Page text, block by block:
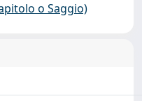
o Saggio)